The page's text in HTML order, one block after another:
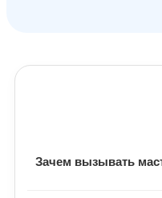
Зачем вызывать